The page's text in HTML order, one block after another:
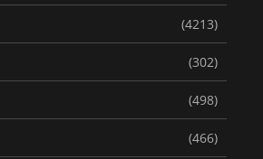
(4213)
(302)
(498)
(466)